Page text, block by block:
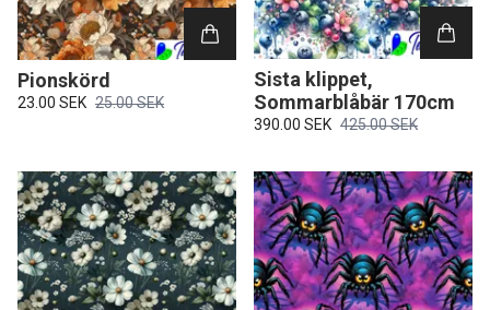
Pionskörd
23.00 SEK 25.00 SEK
Sista klippet,
Sommarblåbär 170cm
390.00 SEK 425.00 SEK